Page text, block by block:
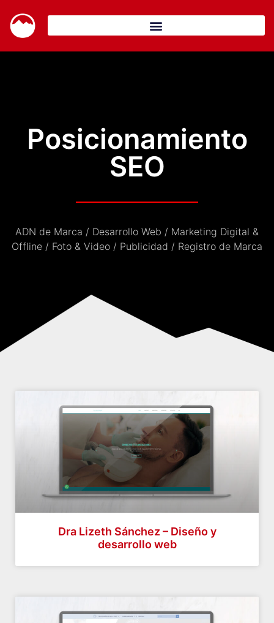
Posicionamiento
SEO
ADN de Marca / Desarrollo Web / Marketing Digital &
Offline / Foto & Video / Publicidad / Registro de Marca
Dra Lizeth Sánchez – Diseño y
desarrollo web